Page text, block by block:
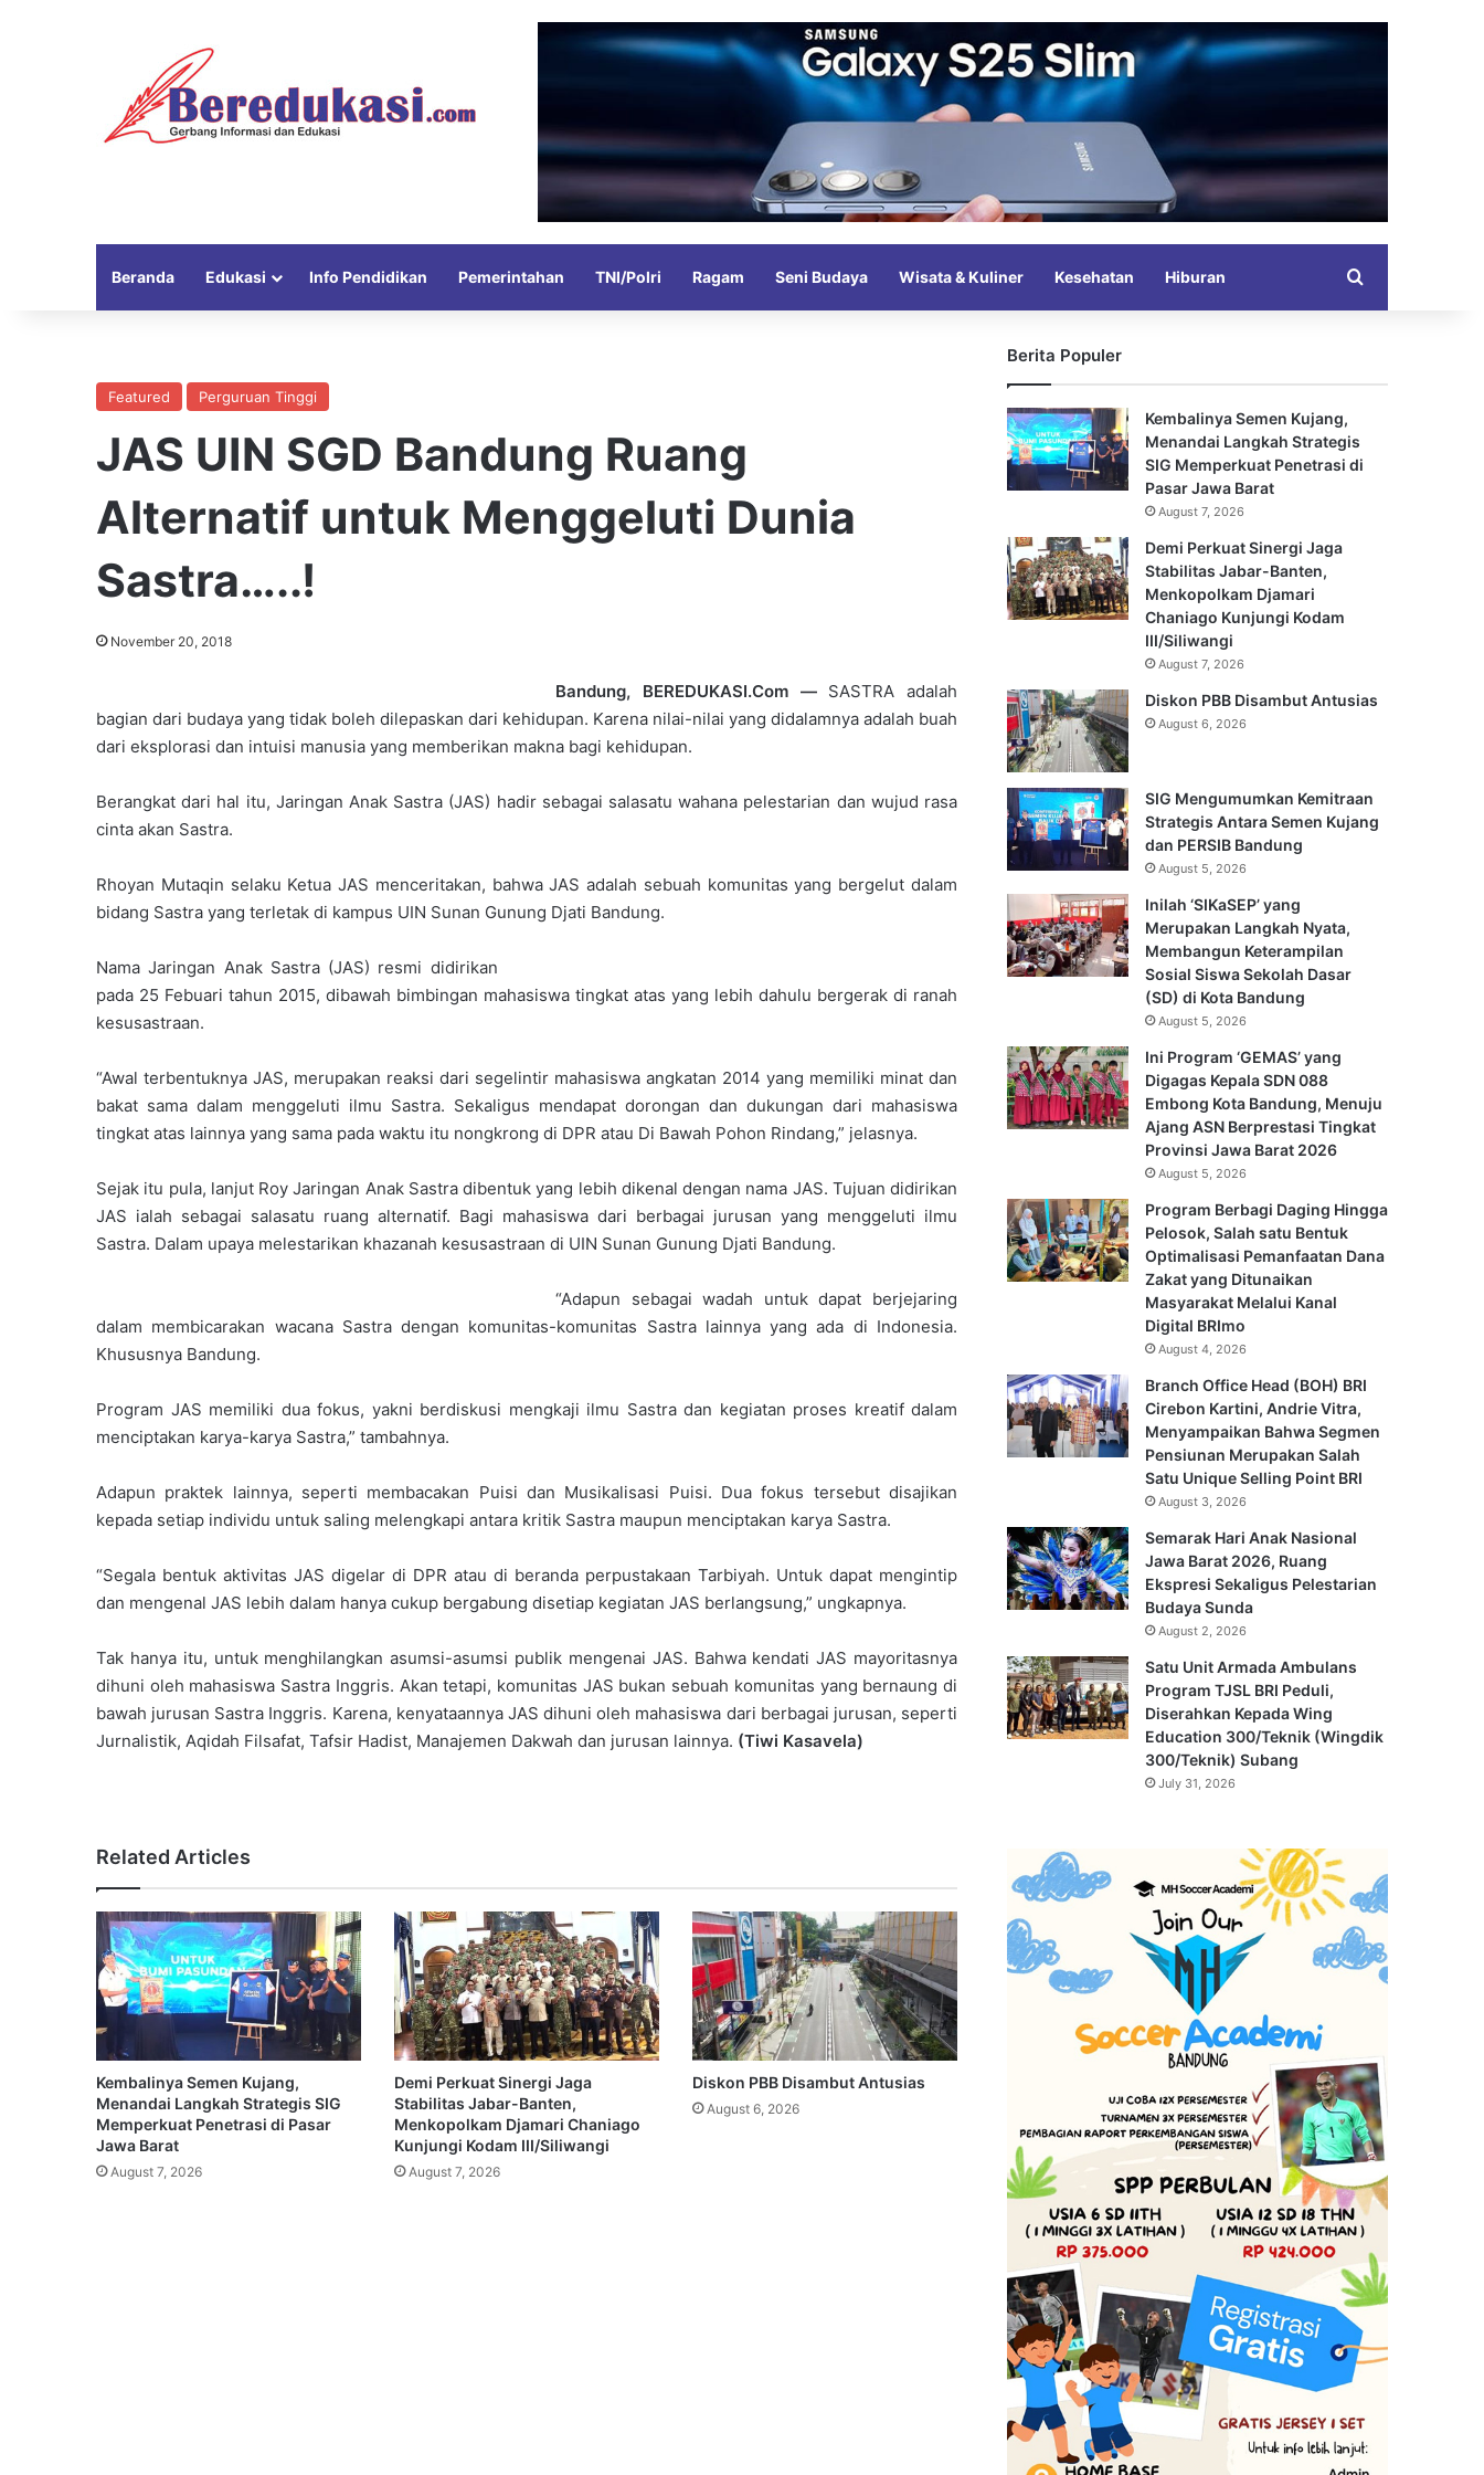
Beranda Edukasi Info Pendidikan Pemerintahan TNI/Polri Ragam Seni Budaya Wisata & Kuliner Kesehatan Hiburan
Featured Perguruan Tinggi
JAS UIN SGD Bandung Ruang
Alternatif untuk Menggeluti Dunia
Sastra…..!
November 20, 2018
Bandung, BEREDUKASI.Com —SASTRA adalah
bagian dari budaya yang tidak boleh dilepaskan dari kehidupan. Karena nilai-nilai yang didalamnya adalah buah
dari eksplorasi dan intuisi manusia yang memberikan makna bagi kehidupan.
Berangkat dari hal itu, Jaringan Anak Sastra (JAS) hadir sebagai salasatu wahana pelestarian dan wujud rasa
cinta akan Sastra.
Rhoyan Mutaqin selaku Ketua JAS menceritakan, bahwa JAS adalah sebuah komunitas yang bergelut dalam
bidang Sastra yang terletak di kampus UIN Sunan Gunung Djati Bandung.
Nama Jaringan Anak Sastra (JAS) resmi didirikan
pada 25 Febuari tahun 2015, dibawah bimbingan mahasiswa tingkat atas yang lebih dahulu bergerak di ranah
kesusastraan.
“Awal terbentuknya JAS, merupakan reaksi dari segelintir mahasiswa angkatan 2014 yang memiliki minat dan
bakat sama dalam menggeluti ilmu Sastra. Sekaligus mendapat dorongan dan dukungan dari mahasiswa
tingkat atas lainnya yang sama pada waktu itu nongkrong di DPR atau Di Bawah Pohon Rindang,” jelasnya.
Sejak itu pula, lanjut Roy Jaringan Anak Sastra dibentuk yang lebih dikenal dengan nama JAS. Tujuan didirikan
JAS ialah sebagai salasatu ruang alternatif. Bagi mahasiswa dari berbagai jurusan yang menggeluti ilmu
Sastra. Dalam upaya melestarikan khazanah kesusastraan di UIN Sunan Gunung Djati Bandung.
“Adapun sebagai wadah untuk dapat berjejaring
dalam membicarakan wacana Sastra dengan komunitas-komunitas Sastra lainnya yang ada di Indonesia.
Khususnya Bandung.
Program JAS memiliki dua fokus, yakni berdiskusi mengkaji ilmu Sastra dan kegiatan proses kreatif dalam
menciptakan karya-karya Sastra,” tambahnya.
Adapun praktek lainnya, seperti membacakan Puisi dan Musikalisasi Puisi. Dua fokus tersebut disajikan
kepada setiap individu untuk saling melengkapi antara kritik Sastra maupun menciptakan karya Sastra.
“Segala bentuk aktivitas JAS digelar di DPR atau di beranda perpustakaan Tarbiyah. Untuk dapat mengintip
dan mengenal JAS lebih dalam hanya cukup bergabung disetiap kegiatan JAS berlangsung,” ungkapnya.
Tak hanya itu, untuk menghilangkan asumsi-asumsi publik mengenai JAS. Bahwa kendati JAS mayoritasnya
dihuni oleh mahasiswa Sastra Inggris. Akan tetapi, komunitas JAS bukan sebuah komunitas yang bernaung di
bawah jurusan Sastra Inggris. Karena, kenyataannya JAS dihuni oleh mahasiswa dari berbagai jurusan, seperti
Jurnalistik, Aqidah Filsafat, Tafsir Hadist, Manajemen Dakwah dan jurusan lainnya. (Tiwi Kasavela)
Related Articles
Kembalinya Semen Kujang,
Menandai Langkah Strategis SIG
Memperkuat Penetrasi di Pasar
Jawa Barat
August 7, 2026
Demi Perkuat Sinergi Jaga
Stabilitas Jabar-Banten,
Menkopolkam Djamari Chaniago
Kunjungi Kodam III/Siliwangi
August 7, 2026
Diskon PBB Disambut Antusias
August 6, 2026
Berita Populer
Kembalinya Semen Kujang,
Menandai Langkah Strategis
SIG Memperkuat Penetrasi di
Pasar Jawa Barat
August 7, 2026
Demi Perkuat Sinergi Jaga
Stabilitas Jabar-Banten,
Menkopolkam Djamari
Chaniago Kunjungi Kodam
III/Siliwangi
August 7, 2026
Diskon PBB Disambut Antusias
August 6, 2026
SIG Mengumumkan Kemitraan
Strategis Antara Semen Kujang
dan PERSIB Bandung
August 5, 2026
Inilah ‘SIKaSEP’ yang
Merupakan Langkah Nyata,
Membangun Keterampilan
Sosial Siswa Sekolah Dasar
(SD) di Kota Bandung
August 5, 2026
Ini Program ‘GEMAS’ yang
Digagas Kepala SDN 088
Embong Kota Bandung, Menuju
Ajang ASN Berprestasi Tingkat
Provinsi Jawa Barat 2026
August 5, 2026
Program Berbagi Daging Hingga
Pelosok, Salah satu Bentuk
Optimalisasi Pemanfaatan Dana
Zakat yang Ditunaikan
Masyarakat Melalui Kanal
Digital BRImo
August 4, 2026
Branch Office Head (BOH) BRI
Cirebon Kartini, Andrie Vitra,
Menyampaikan Bahwa Segmen
Pensiunan Merupakan Salah
Satu Unique Selling Point BRI
August 3, 2026
Semarak Hari Anak Nasional
Jawa Barat 2026, Ruang
Ekspresi Sekaligus Pelestarian
Budaya Sunda
August 2, 2026
Satu Unit Armada Ambulans
Program TJSL BRI Peduli,
Diserahkan Kepada Wing
Education 300/Teknik (Wingdik
300/Teknik) Subang
July 31, 2026